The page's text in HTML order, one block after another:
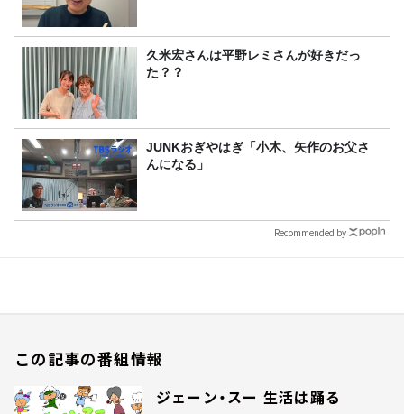
久米宏さんは平野レミさんが好きだっ
た？？
JUNKおぎやはぎ「小木、矢作のお父さ
んになる」
Recommended by
この記事の番組情報
ジェーン・スー 生活は踊る